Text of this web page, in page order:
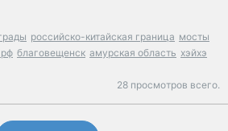
российско-китайская граница мосты
рф благовещенск амурская область хэйхэ
28 просмотров всего.